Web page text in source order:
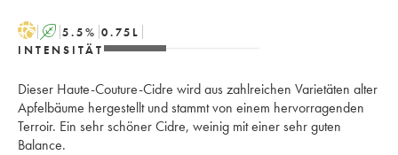
H A 5.5% 0.75 L
INTENSITÄT
Dieser Haute-Couture-Cidre wird aus zahlreichen Varietäten alter
Apfelbäume hergestellt und stammt von einem hervorragenden
Terroir. Ein sehr schöner Cidre, weinig mit einer sehr guten
Balance.